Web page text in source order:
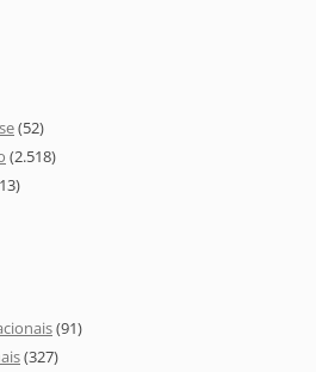
(52)
(2.518)
(91)
(327)